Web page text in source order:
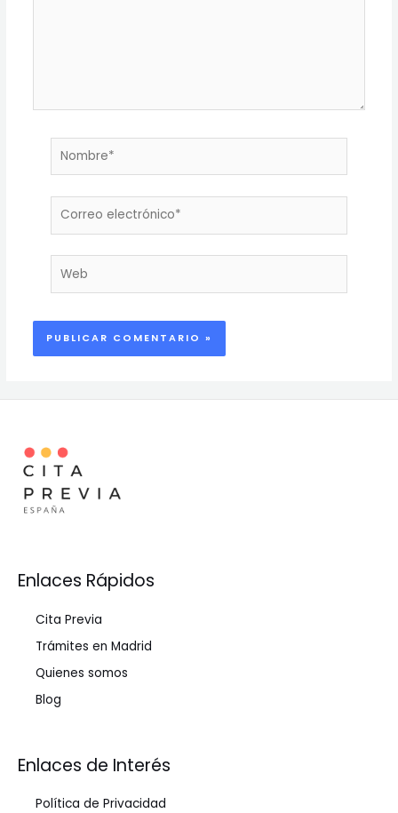
Nombre*
Correo
Web
Enlaces Rápidos
Cita Previa
Trámites en Madrid
Quienes somos
Blog
Enlaces de Interés
Política de Privacidad